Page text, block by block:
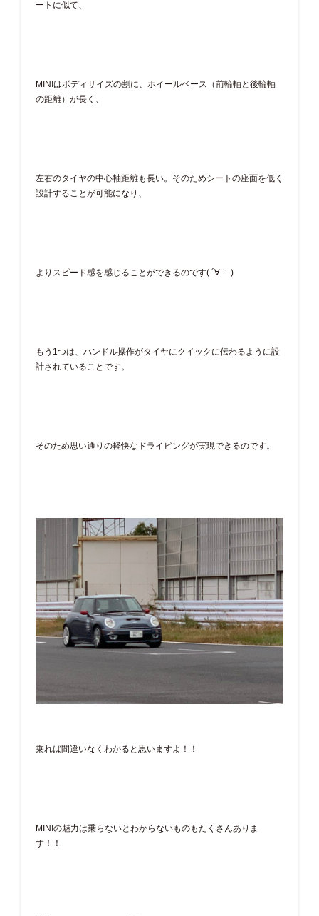
ートに似て、
MINIはボディサイズの割に、ホイールベース（前輪軸と後輪軸
の距離）が長く、
左右のタイヤの中心軸距離も長い。そのためシートの座面を低く
設計することが可能になり、
よりスピード感を感じることができるのです( ´∀｀ )
もう1つは、ハンドル操作がタイヤにクイックに伝わるように設
計されていることです。
そのため思い通りの軽快なドライビングが実現できるのです。
乗れば間違いなくわかると思いますよ！！
MINIの魅力は乗らないとわからないものもたくさんありま
す！！